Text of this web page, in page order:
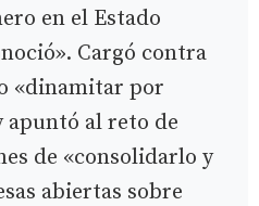
en el Estado
Cargó contra
«dinamitar por
apuntó al reto de
de «consolidarlo y
abiertas sobre